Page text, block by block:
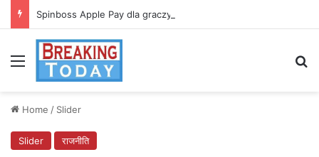
Spinboss Apple Pay dla graczy na iPhone
Menu
Home / Slider
Slider राजनीति